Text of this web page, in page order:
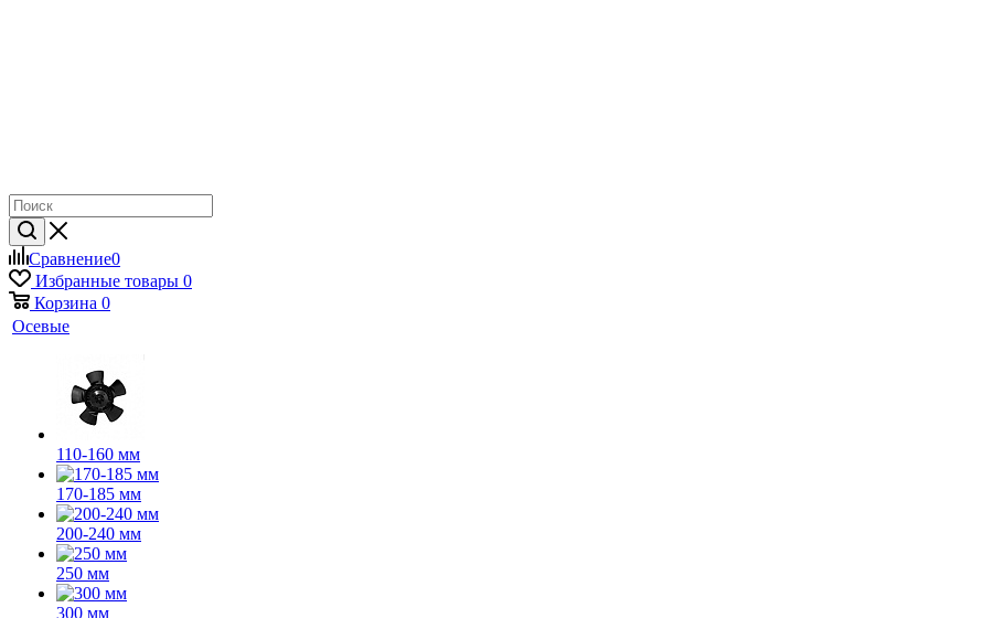
Сравнение0
Избранные товары 0
Корзина 0
Осевые
110-160 мм
170-185 мм
200-240 мм
250 мм
300 мм